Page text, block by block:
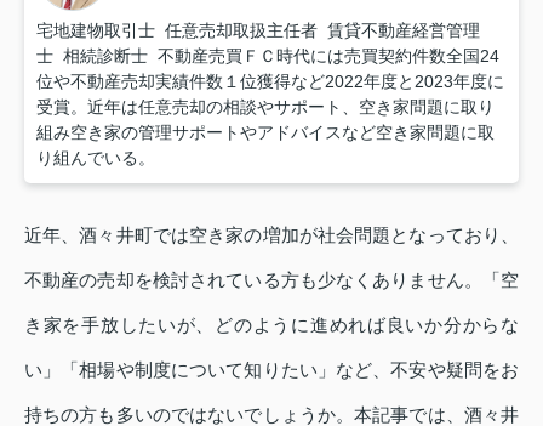
宅地建物取引士 任意売却取扱主任者 賃貸不動産経営管理
士 相続診断士 不動産売買ＦＣ時代には売買契約件数全国24
位や不動産売却実績件数１位獲得など2022年度と2023年度に
受賞。近年は任意売却の相談やサポート、空き家問題に取り
組み空き家の管理サポートやアドバイスなど空き家問題に取
り組んでいる。
近年、酒々井町では空き家の増加が社会問題となっており、
不動産の売却を検討されている方も少なくありません。「空
き家を手放したいが、どのように進めれば良いか分からな
い」「相場や制度について知りたい」など、不安や疑問をお
持ちの方も多いのではないでしょうか。本記事では、酒々井